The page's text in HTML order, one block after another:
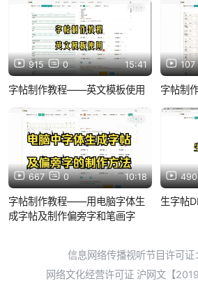
915 0 15:41
App
字帖制作教程——英文模板使用
107
字帖制
667 0 10:18
App
字帖制作教程——用电脑字体生
成字帖及制作偏旁字和笔画字
490
生字帖
信息网络传播视听节目许可
网络文化经营许可证 沪网文【